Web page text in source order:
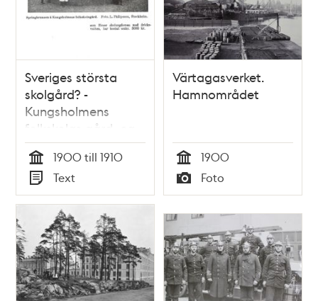
Sveriges största
skolgård? -
Kungsholmens
folkskolas gård, ca
1900
Tid
1900 till 1910
Typ
Text
Värtagasverket.
Hamnområdet
Tid
1900
Typ
Foto